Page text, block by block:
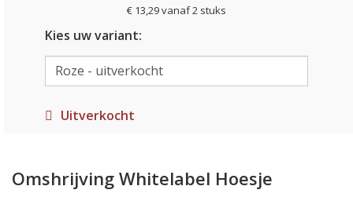
€ 13,29 vanaf 2 stuks
Kies uw variant:
Uitverkocht
Omshrijving Whitelabel Hoesje